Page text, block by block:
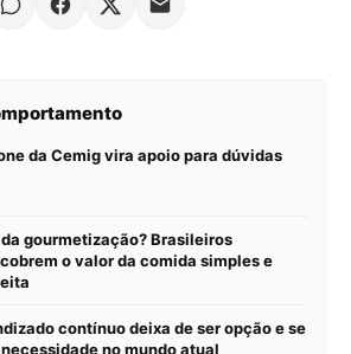
da Cemig vira apoio para dúvidas
gourmetização? Brasileiros
o valor da comida simples e
contínuo deixa de ser opção e se
no mundo atual